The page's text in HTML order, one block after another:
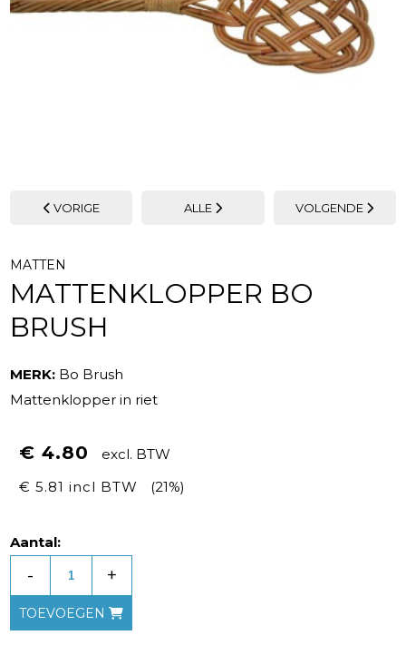
VORIGE ALLE VOLGENDE
MATTEN
MATTENKLOPPER BO
BRUSH
MERK: Bo Brush
Mattenklopper in riet
€ 4.80
excl. BTW
€ 5.81 incl BTW
(21%)
Aantal:
- +
TOEVOEGEN